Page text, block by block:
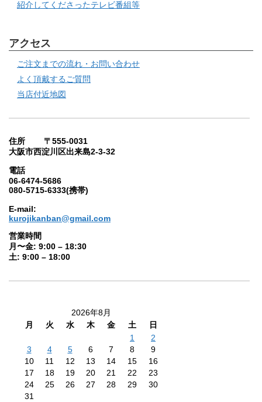
紹介してくださったテレビ番組等
アクセス
ご注文までの流れ・お問い合わせ
よく頂戴するご質問
当店付近地図
住所 〒555-0031
大阪市西淀川区出来島2-3-32
電話
06-6474-5686
080-5715-6333(携帯)
E-mail:
kurojikanban@gmail.com
営業時間
月〜金: 9:00 – 18:30
土: 9:00 – 18:00
2026年8月
月
火 水 木 金 土
日
1
2
3
4 5 6 7 8
9
10
11 12 13 14 15
16
17
18 19 20 21 22
23
24
25 26 27 28 29
30
31